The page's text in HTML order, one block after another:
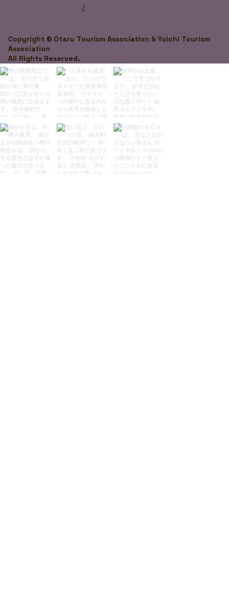
/
Copyright © Otaru Tourism Association & Yoichi Tourism
Association
All Rights Reserved.